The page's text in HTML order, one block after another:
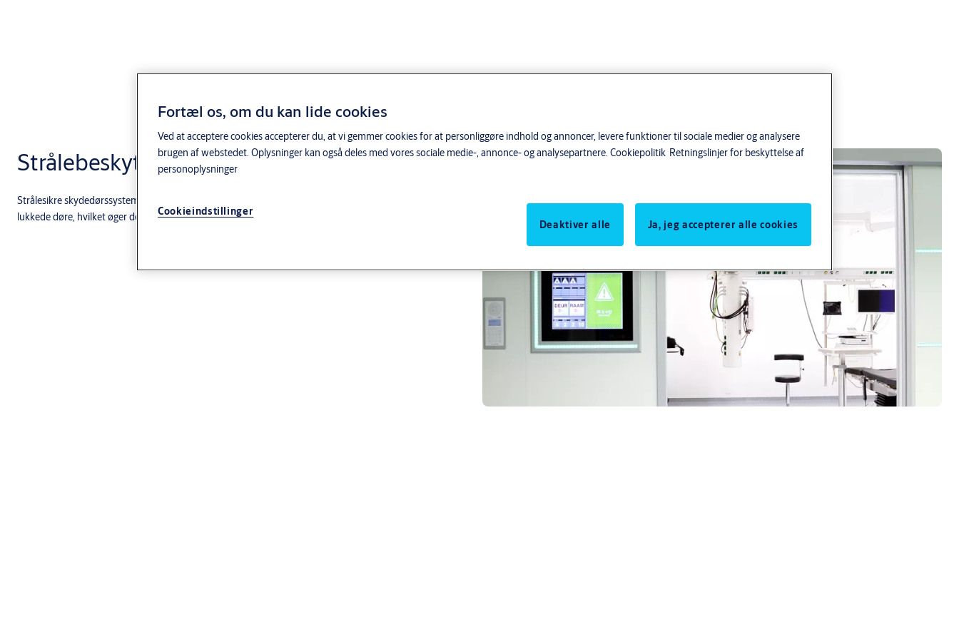
Strålebeskyttede skydedøre
Strålesikre skydedørssystemer til operationsstuer. De giver årvågne alarmer i realtid om aktiviteter bag
lukkede døre, hvilket øger den fysiske sikkerhed og effektivitet.
Fortæl os, om du kan lide cookies
Ved at acceptere cookies accepterer du, at vi gemmer cookies for at personliggøre indhold og annoncer, levere funktioner til sociale medier og analysere
brugen af webstedet. Oplysninger kan også deles med vores sociale medie-, annonce- og analysepartnere. Cookiepolitik Retningslinjer for beskyttelse af
personoplysninger
Cookieindstillinger
Deaktiver alle
Ja, jeg accepterer alle cookies